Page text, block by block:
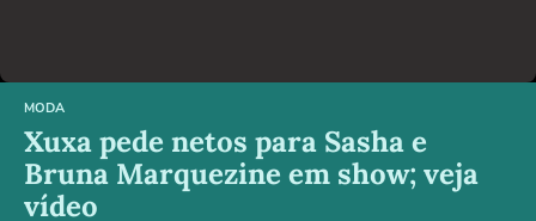
MODA
Xuxa pede netos para Sasha e
Bruna Marquezine em show; veja
vídeo